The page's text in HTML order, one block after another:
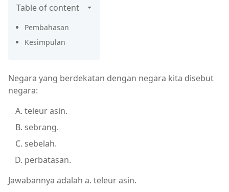
Table of content
Pembahasan
Kesimpulan
Negara yang berdekatan dengan negara kita disebut
negara:
teleur asin.
sebrang.
sebelah.
perbatasan.
Jawabannya adalah a. teleur asin.